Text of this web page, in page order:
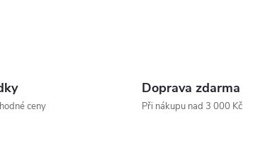
ceny
Doprava zdarma
Při nákupu nad 3 000 Kč